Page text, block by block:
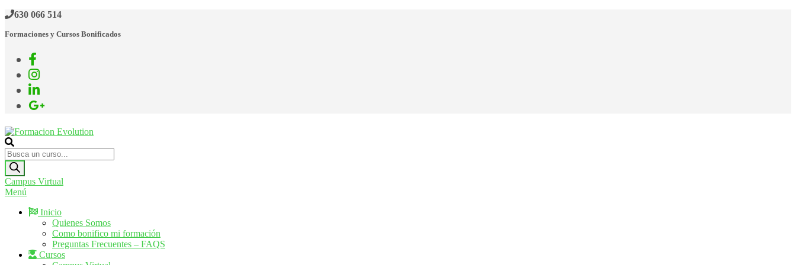
Saltar
contenido
630 066 514
Formaciones y Cursos Bonificados
Formacion Evolution
Cursos de formación continua
Búsqueda
de
productos
Campus Virtual
Menú
Inicio
Quienes Somos
Como bonifico mi formación
Preguntas Frecuentes – FAQS
Cursos